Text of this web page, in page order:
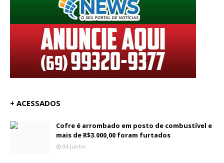
+ ACESSADOS
Cofre é arrombado em posto de combustível e
mais de R$3.000,00 foram furtados
04 Junho